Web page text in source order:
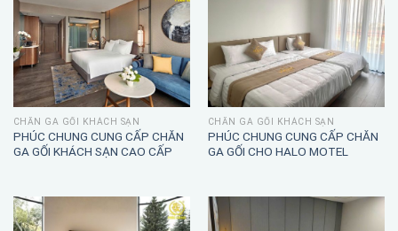
CHĂN GA GỐI KHÁCH SẠN
PHÚC CHUNG CUNG CẤP CHĂN
GA GỐI KHÁCH SẠN CAO CẤP
CHĂN GA GỐI KHÁCH SẠN
PHÚC CHUNG CUNG CẤP CHĂN
GA GỐI CHO HALO MOTEL